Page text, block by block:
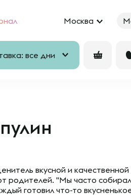
Москва
все дни
вкусной и
родителей. "Мы часто
готовил что-то